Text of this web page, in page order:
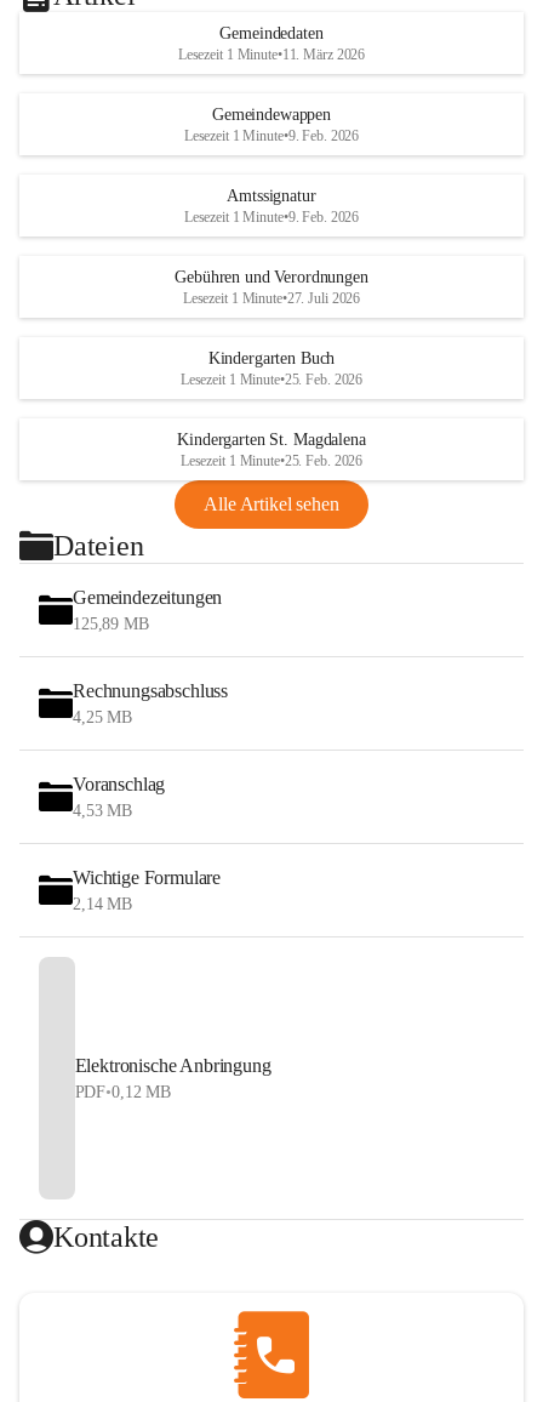
Gemeindedaten
Lesezeit 1 Minute•11. März 2026
Gemeindewappen
Lesezeit 1 Minute•9. Feb. 2026
Amtssignatur
Lesezeit 1 Minute•9. Feb. 2026
Gebühren und Verordnungen
Lesezeit 1 Minute•27. Juli 2026
Kindergarten Buch
Lesezeit 1 Minute•25. Feb. 2026
Kindergarten St. Magdalena
Lesezeit 1 Minute•25. Feb. 2026
Alle Artikel sehen
Dateien
Gemeindezeitungen
125,89 MB
Rechnungsabschluss
4,25 MB
Voranschlag
4,53 MB
Wichtige Formulare
2,14 MB
Elektronische Anbringung
PDF•0,12 MB
Kontakte